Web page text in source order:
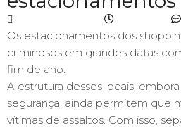
Os estacionamentos dos
criminosos em grandes datas
fim de ano.
A estrutura desses locais,
segurança, ainda permitem que
vítimas de assaltos. Com isso,